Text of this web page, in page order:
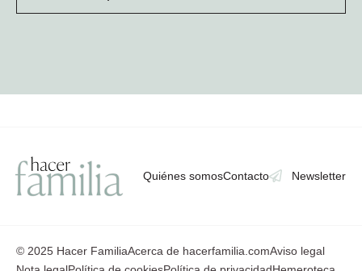
Quiénes somosContacto Newsletter
© 2025 Hacer FamiliaAcerca de hacerfamilia.comAviso legal